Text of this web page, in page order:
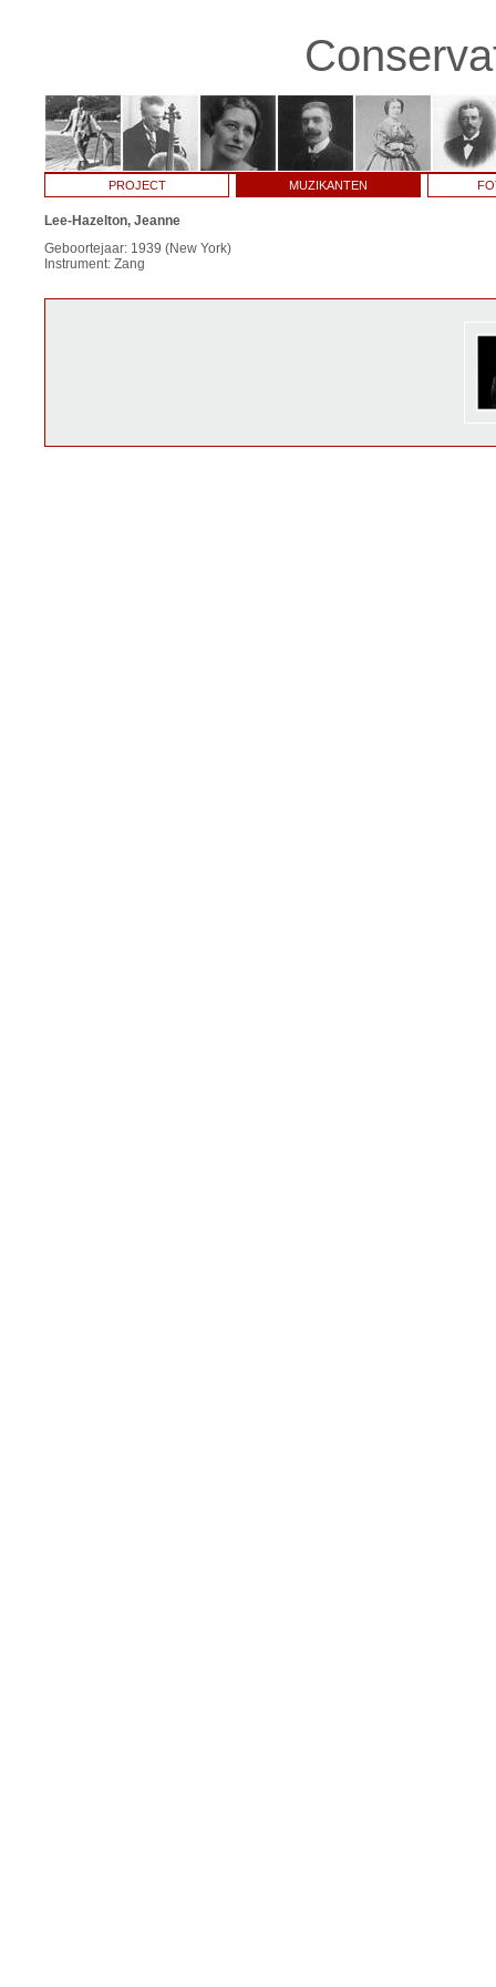
PROJECT MUZIKANTEN
Lee-Hazelton, Jeanne
Geboortejaar: 1939 (New York)
Instrument: Zang